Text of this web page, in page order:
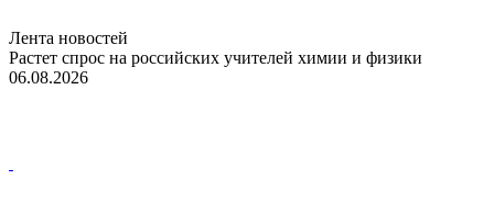
Лента новостей
Растет спрос на российских учителей химии и физики
06.08.2026